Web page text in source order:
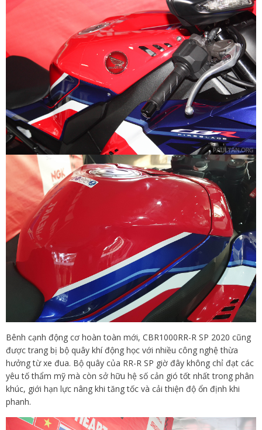
Bênh cạnh động cơ hoàn toàn mới, CBR1000RR-R SP 2020 cũng
được trang bị bộ quây khí động học với nhiều công nghệ thừa
hưởng từ xe đua. Bộ quây của RR-R SP giờ đây không chỉ đạt các
yêu tố thẩm mỹ mà còn sở hữu hệ số cản gió tốt nhất trong phân
khúc, giới hạn lực nâng khi tăng tốc và cải thiện độ ổn định khi
phanh.